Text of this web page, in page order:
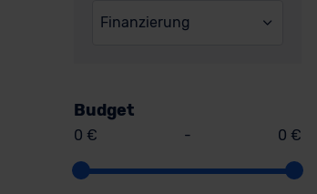
Finanzierung
Budget
0 € - 0 €